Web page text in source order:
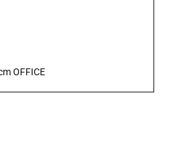
OFFICE